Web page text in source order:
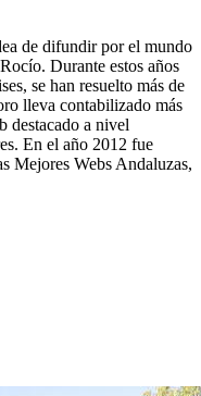
de difundir por el mundo
Durante estos años
se han resuelto más de
lleva contabilizado más
destacado a nivel
En el año 2012 fue
Mejores Webs Andaluzas,